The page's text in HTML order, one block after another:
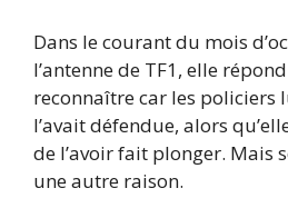
Dans le courant du mois
l’antenne de TF1, elle
reconnaître car les policiers
l’avait défendue, alors
de l’avoir fait plonger. Mais
une autre raison.